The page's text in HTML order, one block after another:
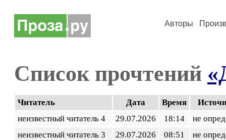
Авторы
Список прочтений
Читатель Дата Время
неизвестный читатель 4
29.07.2026 18:14
не
неизвестный читатель 3
29.07.2026 08:51
не